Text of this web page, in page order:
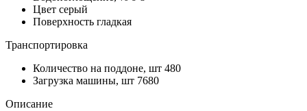
Цвет серый
Поверхность гладкая
Транспортировка
Количество на поддоне, шт 480
Загрузка машины, шт 7680
Описание